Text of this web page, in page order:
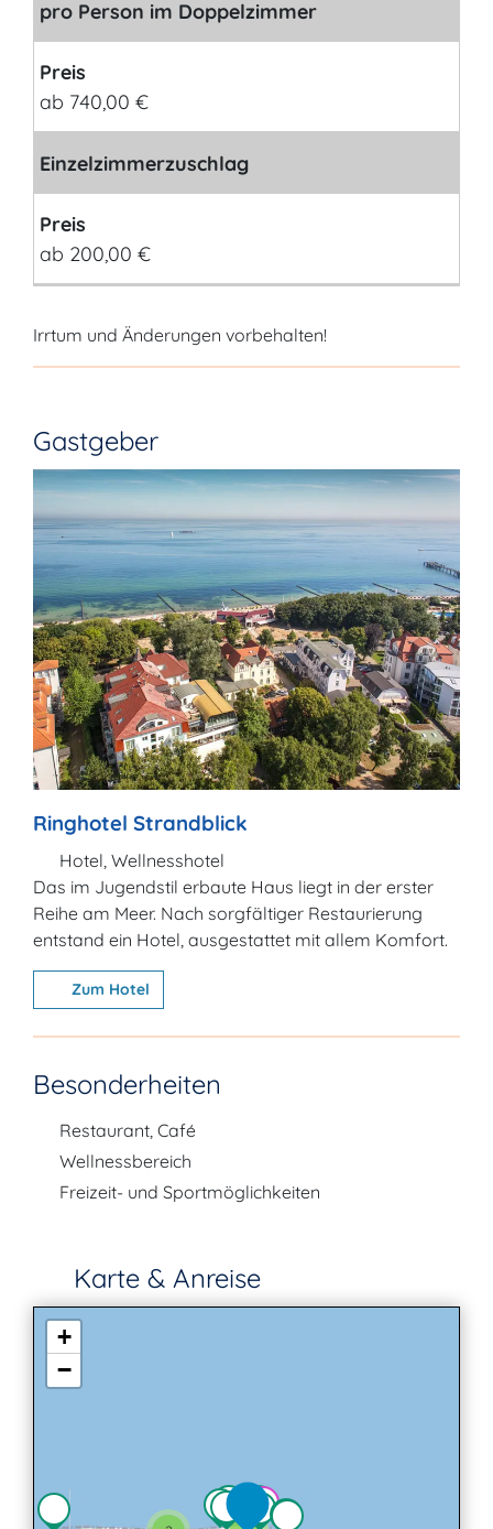
pro Person im Doppelzimmer
Preis
ab 740,00 €
Einzelzimmerzuschlag
Preis
ab 200,00 €
Irrtum und Änderungen vorbehalten!
Gastgeber
Ringhotel Strandblick
Hotel, Wellnesshotel
Das im Jugendstil erbaute Haus liegt in der erster
Reihe am Meer. Nach sorgfältiger Restaurierung
entstand ein Hotel, ausgestattet mit allem Komfort.
Zum Hotel
Besonderheiten
Restaurant, Café
Wellnessbereich
Freizeit- und Sportmöglichkeiten
Karte & Anreise
+
−